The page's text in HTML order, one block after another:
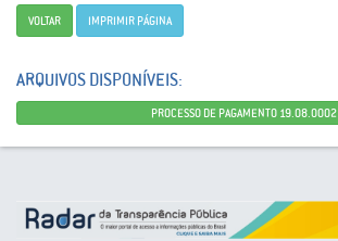
VOLTAR IMPRIMIR PÁGINA
ARQUIVOS DISPONÍVEIS:
PROCESSO DE PAGAMENTO 19.08.0002